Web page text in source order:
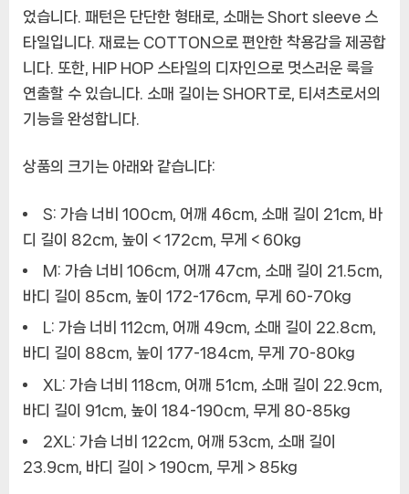
었습니다. 패턴은 단단한 형태로, 소매는 Short sleeve 스
타일입니다. 재료는 COTTON으로 편안한 착용감을 제공합
니다. 또한, HIP HOP 스타일의 디자인으로 멋스러운 룩을
연출할 수 있습니다. 소매 길이는 SHORT로, 티셔츠로서의
기능을 완성합니다.
상품의 크기는 아래와 같습니다:
S: 가슴 너비 100cm, 어깨 46cm, 소매 길이 21cm, 바
디 길이 82cm, 높이 < 172cm, 무게 < 60kg
M: 가슴 너비 106cm, 어깨 47cm, 소매 길이 21.5cm,
바디 길이 85cm, 높이 172-176cm, 무게 60-70kg
L: 가슴 너비 112cm, 어깨 49cm, 소매 길이 22.8cm,
바디 길이 88cm, 높이 177-184cm, 무게 70-80kg
XL: 가슴 너비 118cm, 어깨 51cm, 소매 길이 22.9cm,
바디 길이 91cm, 높이 184-190cm, 무게 80-85kg
2XL: 가슴 너비 122cm, 어깨 53cm, 소매 길이
23.9cm, 바디 길이 > 190cm, 무게 > 85kg